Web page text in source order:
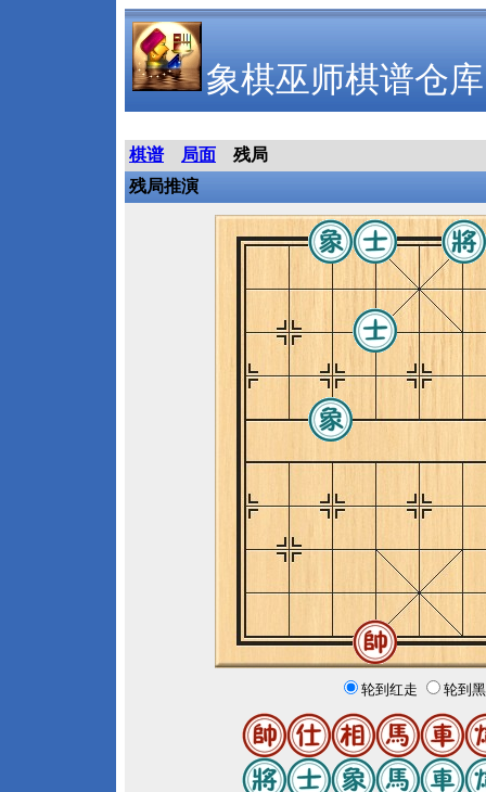
象棋巫师棋谱仓库
棋谱 局面
残局
残局推演
轮到红走 轮到